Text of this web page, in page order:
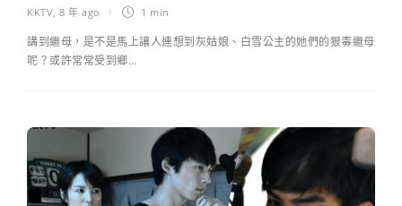
KKTV, 8 年 ago 1 min
講到繼母，是不是馬上讓人連想到灰姑娘、白雪公主的她們的狠毒繼母
呢？或許常常受到鄉…